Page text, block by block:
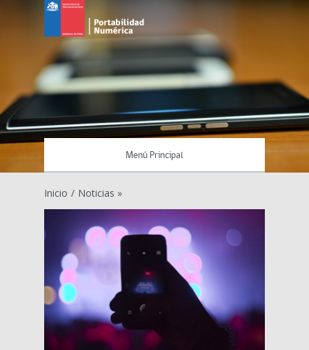
Menú Principal
Inicio / Noticias »